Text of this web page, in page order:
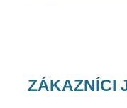
ZÁKAZNÍCI